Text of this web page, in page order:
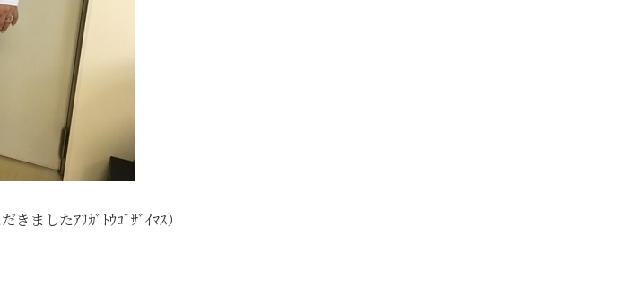
きましたｱﾘｶﾞﾄｳｺﾞｻﾞｲﾏｽ）